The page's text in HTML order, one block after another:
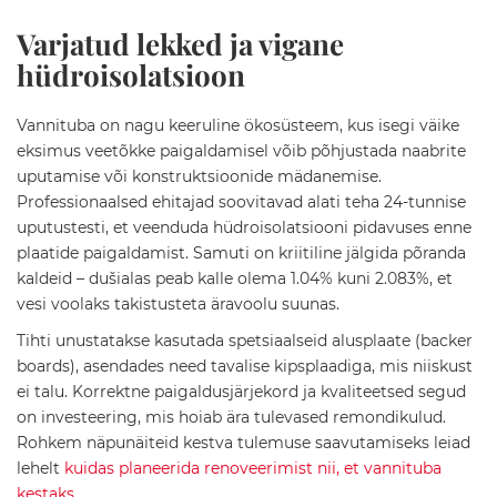
d
V
n
i
t
o
a
a
l
g
s
t
i
d
V
a
l
Varjatud lekked ja vigane
hüdroisolatsioon
Vannituba on nagu keeruline ökosüsteem, kus isegi väike
eksimus veetõkke paigaldamisel võib põhjustada naabrite
uputamise või konstruktsioonide mädanemise.
Professionaalsed ehitajad soovitavad alati teha 24-tunnise
uputustesti, et veenduda hüdroisolatsiooni pidavuses enne
plaatide paigaldamist. Samuti on kriitiline jälgida põranda
kaldeid – dušialas peab kalle olema 1.04% kuni 2.083%, et
vesi voolaks takistusteta äravoolu suunas.
Tihti unustatakse kasutada spetsiaalseid alusplaate (backer
boards), asendades need tavalise kipsplaadiga, mis niiskust
ei talu. Korrektne paigaldusjärjekord ja kvaliteetsed segud
on investeering, mis hoiab ära tulevased remondikulud.
Rohkem näpunäiteid kestva tulemuse saavutamiseks leiad
lehelt kuidas planeerida renoveerimist nii, et vannituba